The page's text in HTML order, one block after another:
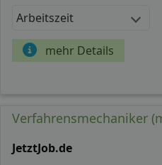
Arbeitszeit
mehr Details
Verfahrensmechaniker
JetztJob.de